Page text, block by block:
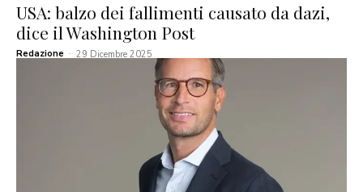
USA: balzo dei fallimenti causato da dazi,
dice il Washington Post
Redazione - 29 Dicembre 2025